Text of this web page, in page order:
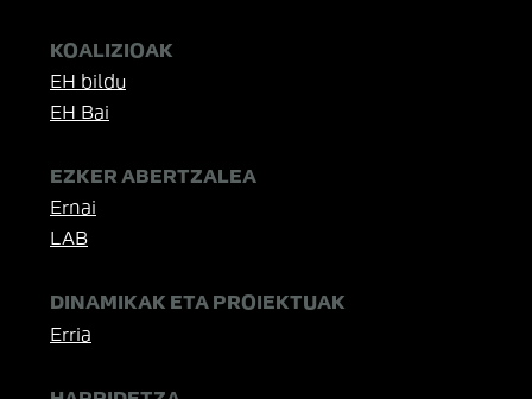
KOALIZIOAK
EH bildu
EH Bai
EZKER ABERTZALEA
Ernai
LAB
DINAMIKAK ETA PROIEKTUAK
Erria